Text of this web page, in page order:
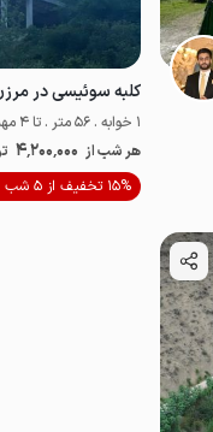
خوش منظره
کلبه سوئیسی در
1 خوابه . 56 متر . تا 4 مهمان
هر شب از 4٬200٬000
15% تخفیف از 5 شب